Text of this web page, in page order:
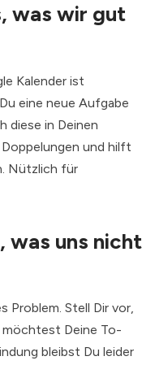
was wir gut
Kalender ist
eine neue Aufgabe
diese in Deinen
und hilft
Nützlich für
was uns nicht
Stell Dir vor,
Deine To-
bleibst Du leider